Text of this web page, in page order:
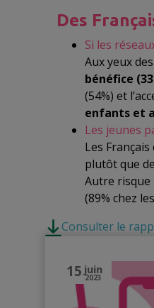
Des
Si les
Aux yeux
bénéfice
(54%) et
enfants et
Les jeunes
Les
plutôt que
Autre risque
(89% chez
Consulter le
15 juin
2023